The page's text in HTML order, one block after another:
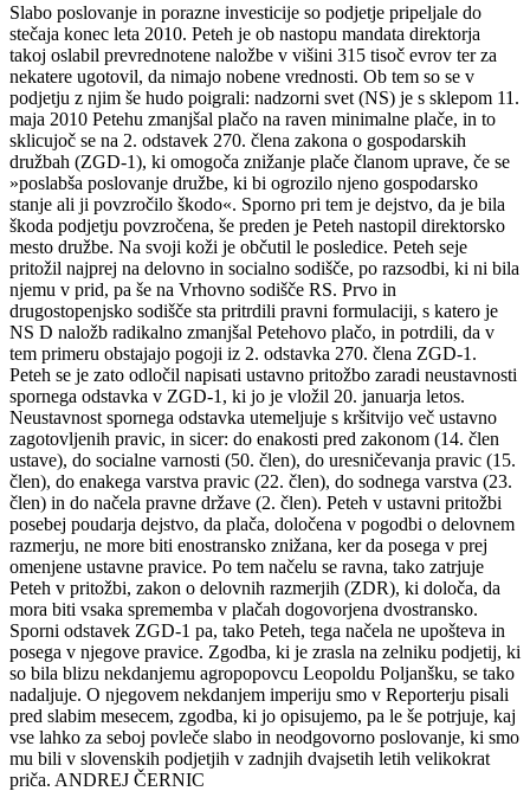
Slabo poslovanje in porazne investicije so podjetje pripeljale do
stečaja konec leta 2010. Peteh je ob nastopu mandata direktorja
takoj oslabil prevrednotene naložbe v višini 315 tisoč evrov ter za
nekatere ugotovil, da nimajo nobene vrednosti. Ob tem so se v
podjetju z njim še hudo poigrali: nadzorni svet (NS) je s sklepom 11.
maja 2010 Petehu zmanjšal plačo na raven minimalne plače, in to
sklicujoč se na 2. odstavek 270. člena zakona o gospodarskih
družbah (ZGD-1), ki omogoča znižanje plače članom uprave, če se
»poslabša poslovanje družbe, ki bi ogrozilo njeno gospodarsko
stanje ali ji povzročilo škodo«. Sporno pri tem je dejstvo, da je bila
škoda podjetju povzročena, še preden je Peteh nastopil direktorsko
mesto družbe. Na svoji koži je občutil le posledice. Peteh seje
pritožil najprej na delovno in socialno sodišče, po razsodbi, ki ni bila
njemu v prid, pa še na Vrhovno sodišče RS. Prvo in
drugostopenjsko sodišče sta pritrdili pravni formulaciji, s katero je
NS D naložb radikalno zmanjšal Petehovo plačo, in potrdili, da v
tem primeru obstajajo pogoji iz 2. odstavka 270. člena ZGD-1.
Peteh se je zato odločil napisati ustavno pritožbo zaradi neustavnosti
spornega odstavka v ZGD-1, ki jo je vložil 20. januarja letos.
Neustavnost spornega odstavka utemeljuje s kršitvijo več ustavno
zagotovljenih pravic, in sicer: do enakosti pred zakonom (14. člen
ustave), do socialne varnosti (50. člen), do uresničevanja pravic (15.
člen), do enakega varstva pravic (22. člen), do sodnega varstva (23.
člen) in do načela pravne države (2. člen). Peteh v ustavni pritožbi
posebej poudarja dejstvo, da plača, določena v pogodbi o delovnem
razmerju, ne more biti enostransko znižana, ker da posega v prej
omenjene ustavne pravice. Po tem načelu se ravna, tako zatrjuje
Peteh v pritožbi, zakon o delovnih razmerjih (ZDR), ki določa, da
mora biti vsaka sprememba v plačah dogovorjena dvostransko.
Sporni odstavek ZGD-1 pa, tako Peteh, tega načela ne upošteva in
posega v njegove pravice. Zgodba, ki je zrasla na zelniku podjetij, ki
so bila blizu nekdanjemu agropopovcu Leopoldu Poljanšku, se tako
nadaljuje. O njegovem nekdanjem imperiju smo v Reporterju pisali
pred slabim mesecem, zgodba, ki jo opisujemo, pa le še potrjuje, kaj
vse lahko za seboj povleče slabo in neodgovorno poslovanje, ki smo
mu bili v slovenskih podjetjih v zadnjih dvajsetih letih velikokrat
priča. ANDREJ ČERNIC